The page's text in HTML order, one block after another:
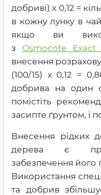
добриві) х 0,12 =
в кожну лунку в
якщо ви
з Osmocote Exact
внесення
(100/15) х 0,12 =
добрива на один
помістіть
засипте ґрунтом, і
Внесення рідких
дерева є
забезпечення
Використання
та добрив